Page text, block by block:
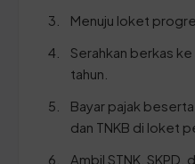
Menuju loket
Serahkan berkas
tahun.
Bayar pajak beserta
dan TNKB di loket
Ambil STNK, SKPD,